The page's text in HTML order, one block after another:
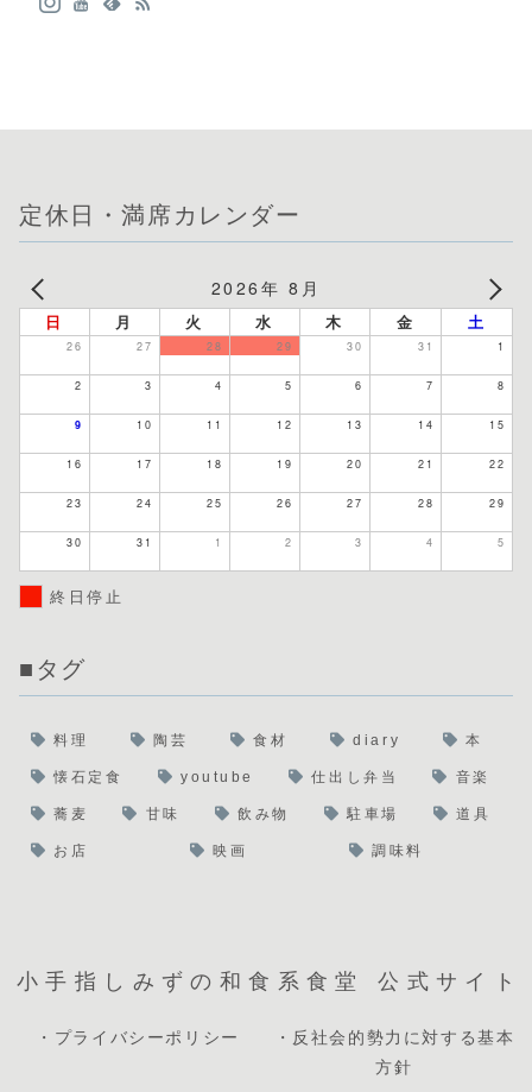
定休日・満席カレンダー
2026年 8月
日 月 火 水 木 金 土
26 27 28 29 30 31 1
2 3 4 5 6 7 8
9 10 11 12 13 14 15
16 17 18 19 20 21 22
23 24 25 26 27 28 29
30 31 1 2 3 4 5
終日停止
■タグ
料理 陶芸 食材 diary 本
懐石定食 youtube 仕出し弁当 音楽
蕎麦 甘味 飲み物 駐車場 道具
お店 映画 調味料
小手指しみずの和食系食堂 公式サイト
・プライバシーポリシー
・反社会的勢力に対する基本
方針